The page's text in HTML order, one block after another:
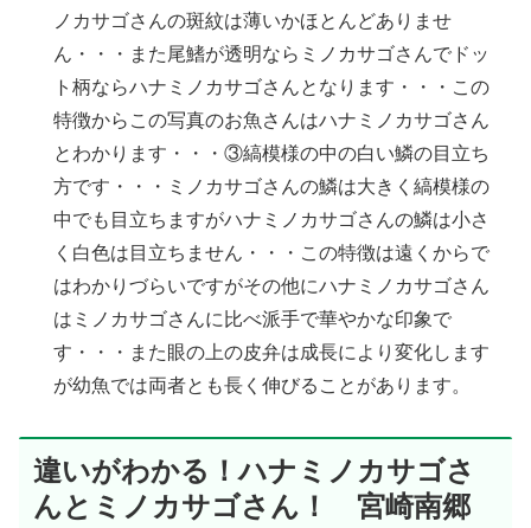
ノカサゴさんの斑紋は薄いかほとんどありませ
ん・・・また尾鰭が透明ならミノカサゴさんでドッ
ト柄ならハナミノカサゴさんとなります・・・この
特徴からこの写真のお魚さんはハナミノカサゴさん
とわかります・・・③縞模様の中の白い鱗の目立ち
方です・・・ミノカサゴさんの鱗は大きく縞模様の
中でも目立ちますがハナミノカサゴさんの鱗は小さ
く白色は目立ちません・・・この特徴は遠くからで
はわかりづらいですがその他にハナミノカサゴさん
はミノカサゴさんに比べ派手で華やかな印象で
す・・・また眼の上の皮弁は成長により変化します
が幼魚では両者とも長く伸びることがあります。
違いがわかる！ハナミノカサゴさ
んとミノカサゴさん！ 宮崎南郷